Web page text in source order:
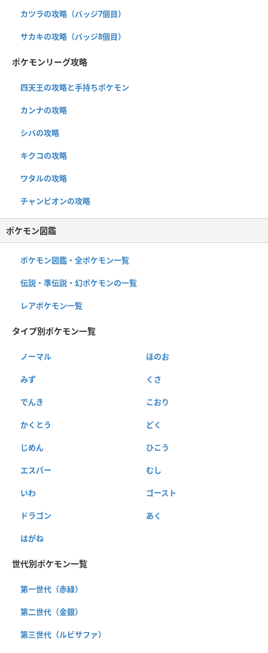
カツラの攻略（バッジ7個目）
サカキの攻略（バッジ8個目）
ポケモンリーグ攻略
四天王の攻略と手持ちポケモン
カンナの攻略
シバの攻略
キクコの攻略
ワタルの攻略
チャンピオンの攻略
ポケモン図鑑
ポケモン図鑑・全ポケモン一覧
伝説・準伝説・幻ポケモンの一覧
レアポケモン一覧
タイプ別ポケモン一覧
ノーマル ほのお
みず くさ
でんき こおり
かくとう どく
じめん ひこう
エスパー むし
いわ ゴースト
ドラゴン あく
はがね
世代別ポケモン一覧
第一世代（赤緑）
第二世代（金銀）
第三世代（ルビサファ）